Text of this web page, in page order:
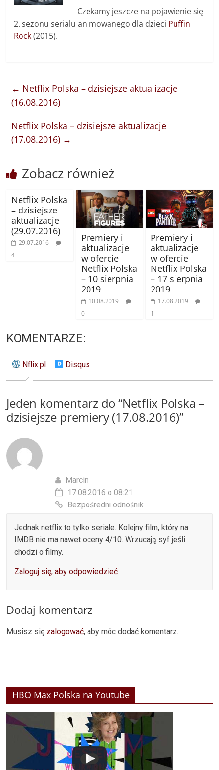
Czekamy jeszcze na pojawienie się
2. sezonu serialu animowanego dla dzieci Puffin
Rock(2015).
← Netflix Polska – dzisiejsze aktualizacje
(16.08.2016)
Netflix Polska – dzisiejsze aktualizacje
(17.08.2016) →
Zobacz również
Netflix Polska
– dzisiejsze
aktualizacje
(29.07.2016)
29.07.2016
4
Premiery i
aktualizacje
w ofercie
Netflix Polska
– 10 sierpnia
2019
10.08.2019
0
Premiery i
aktualizacje
w ofercie
Netflix Polska
– 17 sierpnia
2019
17.08.2019
1
KOMENTARZE:
Nflix.pl Disqus
Jeden komentarz do “Netflix Polska –
dzisiejsze premiery (17.08.2016)”
Marcin
17.08.2016 o 08:21
Bezpośredni odnośnik
Jednak netflix to tylko seriale. Kolejny film, który na
IMDB nie ma nawet oceny 4/10. Wrzucają syf jeśli
chodzi o filmy.
Zaloguj się, aby odpowiedzieć
Dodaj komentarz
Musisz się zalogować, aby móc dodać komentarz.
HBO Max Polska na Youtube